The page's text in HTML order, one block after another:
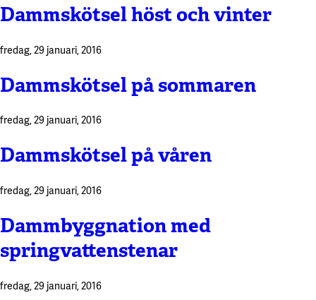
Dammskötsel höst och vinter
fredag, 29 januari, 2016
Dammskötsel på sommaren
fredag, 29 januari, 2016
Dammskötsel på våren
fredag, 29 januari, 2016
Dammbyggnation med
springvattenstenar
fredag, 29 januari, 2016